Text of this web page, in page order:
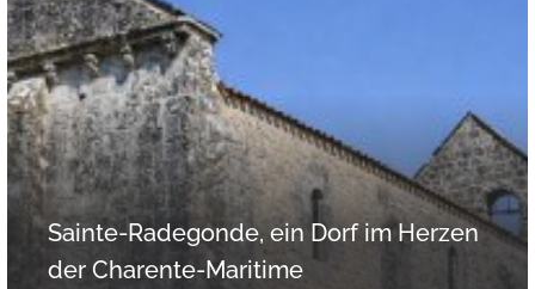
Sainte-Radegonde, ein Dorf im Herzen
der Charente-Maritime